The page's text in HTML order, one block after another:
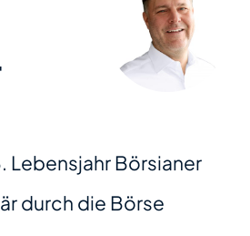
Lebensjahr Börsianer
durch die Börse